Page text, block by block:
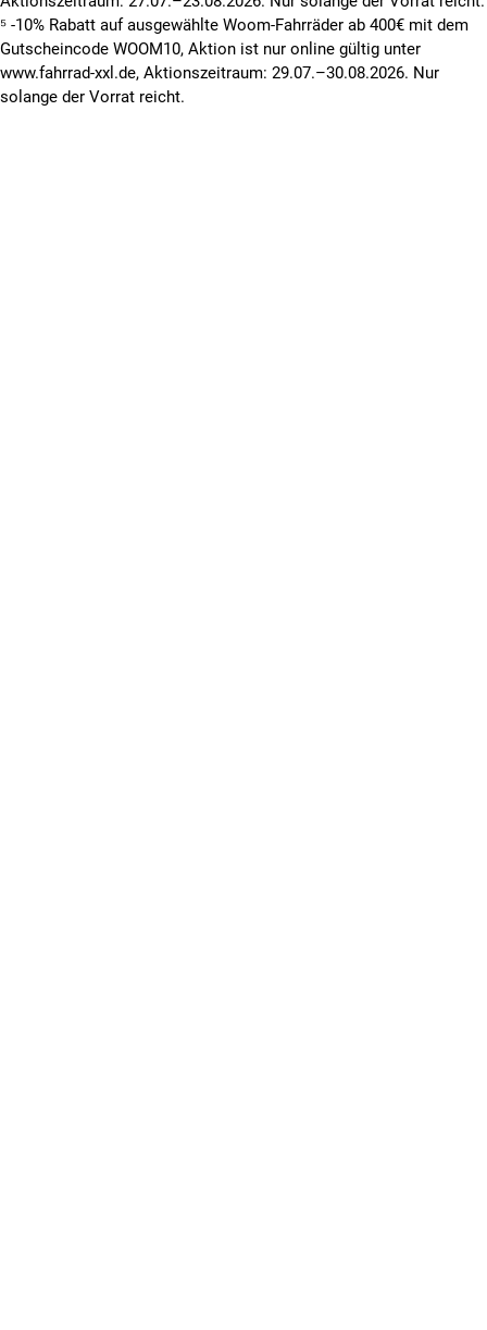
⁵ -10% Rabatt auf ausgewählte Woom-Fahrräder ab 400€ mit dem
Gutscheincode WOOM10, Aktion ist nur online gültig unter
www.fahrrad-xxl.de, Aktionszeitraum: 29.07.–30.08.2026. Nur
solange der Vorrat reicht.